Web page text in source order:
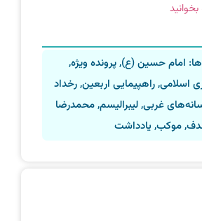
امام حسین (ع),پرونده ویژه,
اسلامی,راهپیمایی اربعین,رخداد
غربی,لیبرالیسم,محمدرضا
,موکب, یادداشت